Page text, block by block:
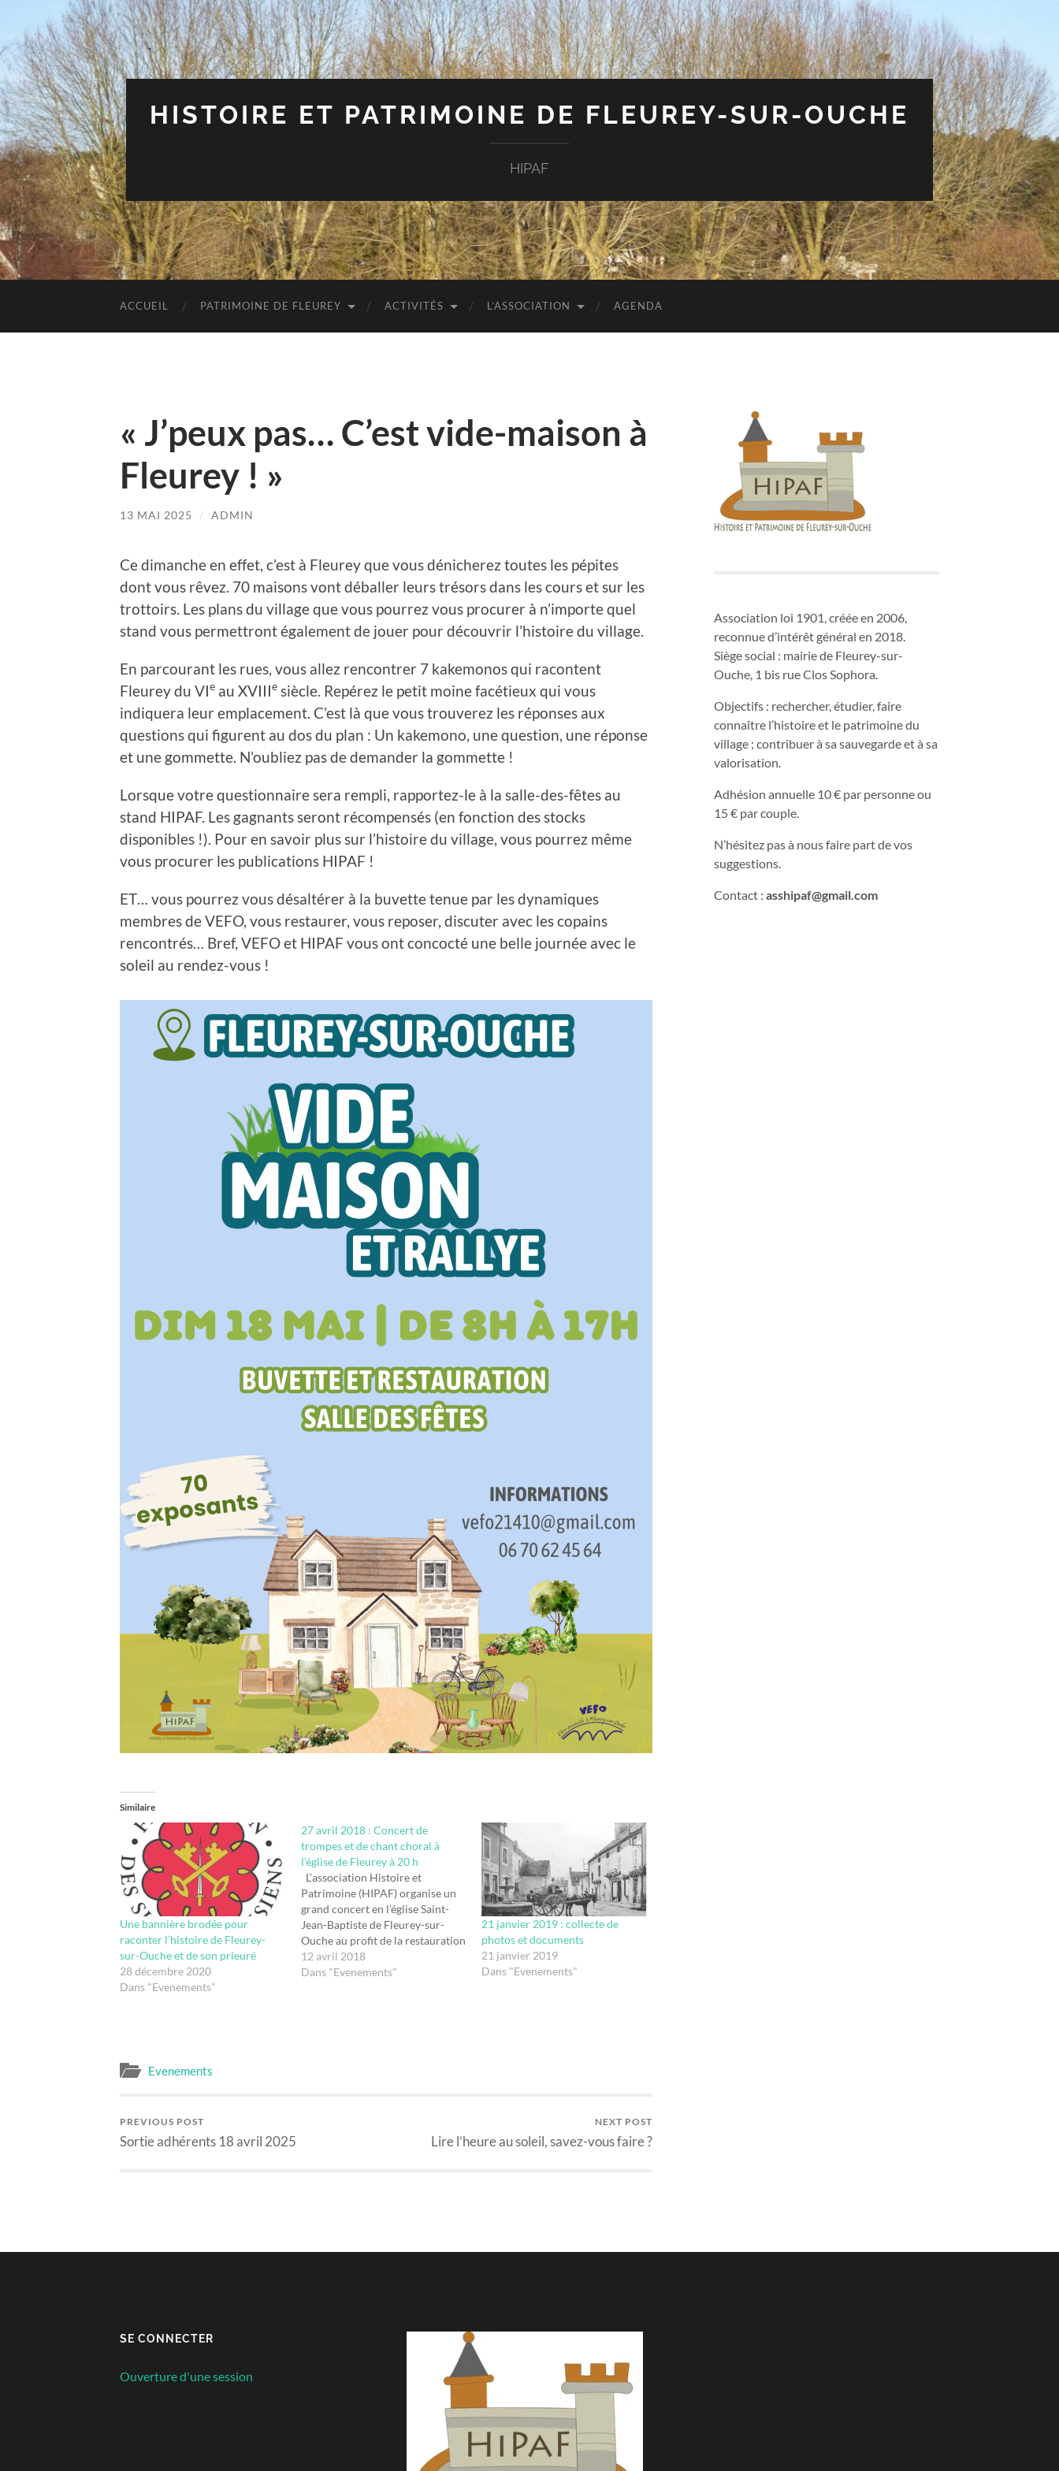
HISTOIRE ET PATRIMOINE DE FLEUREY-SUR-OUCHE
HIPAF
ACCUEIL PATRIMOINE DE FLEUREY ACTIVITÉS L’ASSOCIATION AGENDA
« J’peux pas… C’est vide-maison à
Fleurey ! »
13 MAI 2025 / ADMIN
Ce dimanche en effet, c’est à Fleurey que vous dénicherez toutes les pépites
dont vous rêvez. 70 maisons vont déballer leurs trésors dans les cours et sur les
trottoirs. Les plans du village que vous pourrez vous procurer à n’importe quel
stand vous permettront également de jouer pour découvrir l’histoire du village.
En parcourant les rues, vous allez rencontrer 7 kakemonos qui racontent
Fleurey du VIe au XVIIIe siècle. Repérez le petit moine facétieux qui vous
indiquera leur emplacement. C’est là que vous trouverez les réponses aux
questions qui figurent au dos du plan : Un kakemono, une question, une réponse
et une gommette. N’oubliez pas de demander la gommette !
Lorsque votre questionnaire sera rempli, rapportez-le à la salle-des-fêtes au
stand HIPAF. Les gagnants seront récompensés (en fonction des stocks
disponibles !). Pour en savoir plus sur l’histoire du village, vous pourrez même
vous procurer les publications HIPAF !
ET… vous pourrez vous désaltérer à la buvette tenue par les dynamiques
membres de VEFO, vous restaurer, vous reposer, discuter avec les copains
rencontrés… Bref, VEFO et HIPAF vous ont concocté une belle journée avec le
soleil au rendez-vous !
Similaire
Une bannière brodée pour
raconter l’histoire de Fleurey-
sur-Ouche et de son prieuré
28 décembre 2020
Dans "Evenements"
27 avril 2018 : Concert de
trompes et de chant choral à
l’église de Fleurey à 20 h
L’association Histoire et
Patrimoine (HIPAF) organise un
grand concert en l’église Saint-
Jean-Baptiste de Fleurey-sur-
Ouche au profit de la restauration
du retable de l’ancien maître-
autel, daté de 1695, inscrit à
12 avril 2018
Dans "Evenements"
21 janvier 2019 : collecte de
photos et documents
21 janvier 2019
Dans "Evenements"
Evenements
PREVIOUS POST
Sortie adhérents 18 avril 2025
NEXT POST
Lire l’heure au soleil, savez-vous faire ?
Association loi 1901, créée en 2006,
reconnue d’intérêt général en 2018.
Siège social : mairie de Fleurey-sur-
Ouche, 1 bis rue Clos Sophora.
Objectifs : rechercher, étudier, faire
connaître l’histoire et le patrimoine du
village ; contribuer à sa sauvegarde et à sa
valorisation.
Adhésion annuelle 10 € par personne ou
15 € par couple.
N’hésitez pas à nous faire part de vos
suggestions.
Contact : asshipaf@gmail.com
SE CONNECTER
Ouverture d'une session